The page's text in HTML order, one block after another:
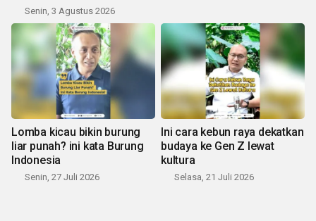
Senin, 3 Agustus 2026
Lomba kicau bikin burung
liar punah? ini kata Burung
Indonesia
Senin, 27 Juli 2026
Ini cara kebun raya dekatkan
budaya ke Gen Z lewat
kultura
Selasa, 21 Juli 2026